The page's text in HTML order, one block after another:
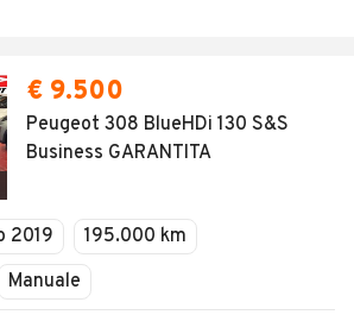
€ 9.500
Peugeot 308 BlueHDi 130 S&S
Business GARANTITA
2019
195.000 km
Manuale